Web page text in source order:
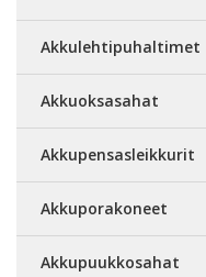
Akkulehtipuhaltimet
Akkuoksasahat
Akkupensasleikkurit
Akkuporakoneet
Akkupuukkosahat